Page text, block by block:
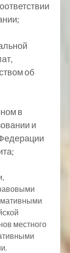
об
в
и
местного